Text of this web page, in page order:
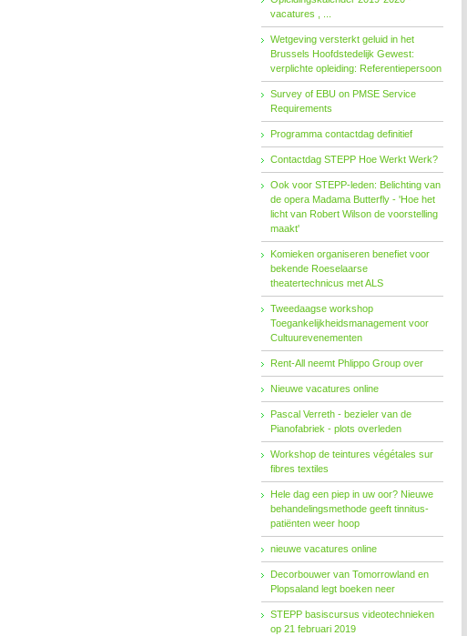
vacatures , ...
Wetgeving versterkt geluid in het
Brussels Hoofdstedelijk Gewest:
verplichte opleiding: Referentiepersoon
Survey of EBU on PMSE Service
Requirements
Programma contactdag definitief
Contactdag STEPP Hoe Werkt Werk?
Ook voor STEPP-leden: Belichting van
de opera Madama Butterfly - 'Hoe het
licht van Robert Wilson de voorstelling
maakt'
Komieken organiseren benefiet voor
bekende Roeselaarse
theatertechnicus met ALS
Tweedaagse workshop
Toegankelijkheidsmanagement voor
Cultuurevenementen
Rent-All neemt Phlippo Group over
Nieuwe vacatures online
Pascal Verreth - bezieler van de
Pianofabriek - plots overleden
Workshop de teintures végétales sur
fibres textiles
Hele dag een piep in uw oor? Nieuwe
behandelings­methode geeft tinnitus-
patiënten weer hoop
nieuwe vacatures online
Decorbouwer van Tomorrowland en
Plopsaland legt boeken neer
STEPP basiscursus videotechnieken
op 21 februari 2019